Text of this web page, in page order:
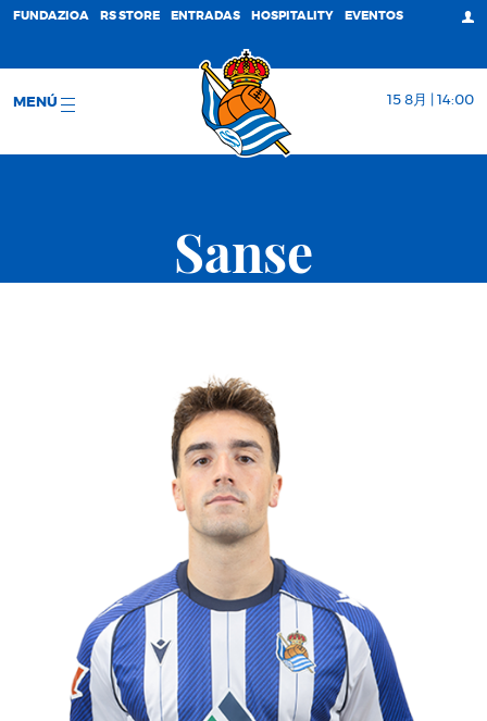
FUNDAZIOA RS STORE ENTRADAS HOSPITALITY EVENTOS
MENÚ 15 8月 | 14:00
Sanse